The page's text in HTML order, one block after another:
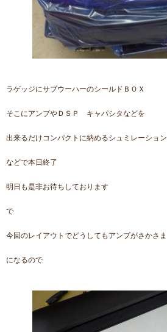
ラゲッジにサブウーハーのシールドＢＯＸ
そこにアンプやＤＳＰ キャパシタなどを
出来るだけコンパクトに納めるシュミレーション
などで本日終了
明日も是非お待ちしております
で
今回のレイアウトでどうしてもアンプがさかさま
になるので